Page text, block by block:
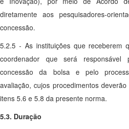
diretamente aos pesquisadores-
concessão.
5.2.5 - As instituições que receberem
coordenador que será
concessão da bolsa e pelo
avaliação, cujos procedimentos
itens 5.6 e 5.8 da presente norma.
5.3. Duração